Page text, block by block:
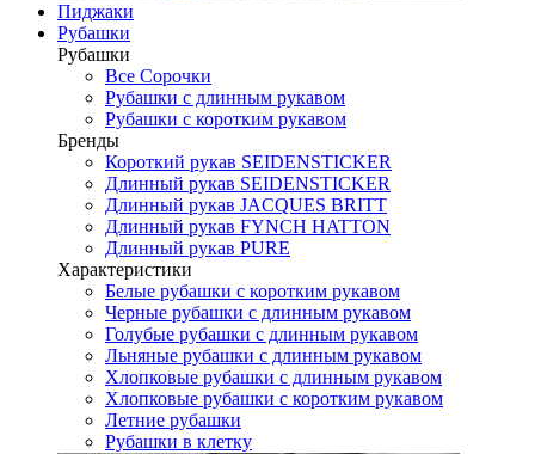
Пиджаки
Рубашки
Рубашки
Все Сорочки
Рубашки с длинным рукавом
Рубашки с коротким рукавом
Бренды
Короткий рукав SEIDENSTICKER
Длинный рукав SEIDENSTICKER
Длинный рукав JAСQUES BRITT
Длинный рукав FYNCH HATTON
Длинный рукав PURE
Характеристики
Белые рубашки с коротким рукавом
Черные рубашки с длинным рукавом
Голубые рубашки с длинным рукавом
Льняные рубашки с длинным рукавом
Хлопковые рубашки с длинным рукавом
Хлопковые рубашки с коротким рукавом
Летние рубашки
Рубашки в клетку